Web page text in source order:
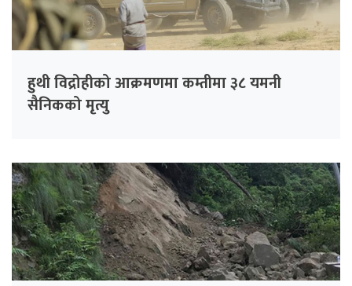
हुथी विद्रोहीको आक्रमणमा कम्तीमा ३८ यमनी
सैनिकको मृत्यु